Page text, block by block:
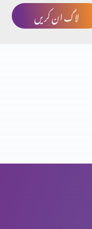
لاگ ان کریں